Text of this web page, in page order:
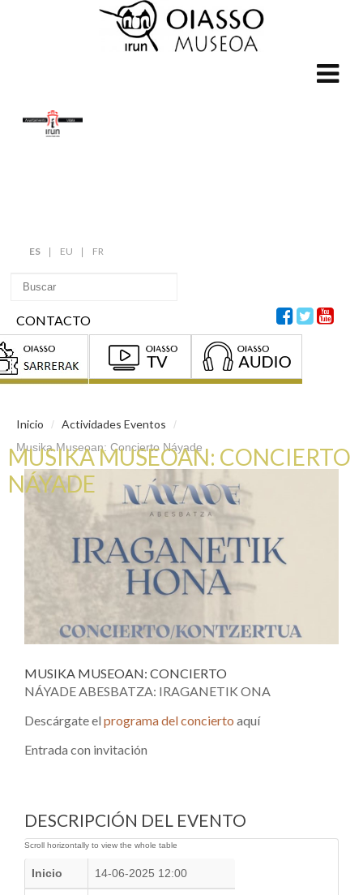
ES EU FR
CONTACTO
Inicio / Actividades Eventos
/
Musika Museoan: Concierto Náyade
MUSIKA MUSEOAN: CONCIERTO
NÁYADE
MUSIKA MUSEOAN: CONCIERTO
NÁYADE ABESBATZA: IRAGANETIK ONA
Descárgate el programa del concierto aquí
Entrada con invitación
DESCRIPCIÓN DEL EVENTO
Inicio 14-06-2025 12:00